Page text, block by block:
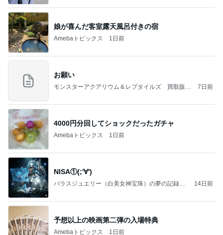
娘が喜んだ客室露天風呂付きの宿
Amebaトピックス 1日前
お願い
モンスターアクアリウム＆レプタイルズ 買取販売
7日前
4000円分回してショックだったガチャ
Amebaトピックス 1日前
NISA①(;'∀')
パラスジュエリー（白美女神宝珠）の夢の記録
14日前
予想以上の映画第二弾の入場特典
Amebaトピックス 1日前